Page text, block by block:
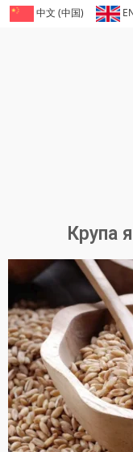
中文 (中国)
Крупа